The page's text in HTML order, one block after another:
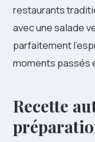
restaurants
avec une salade
parfaitement
moments passés
Recette